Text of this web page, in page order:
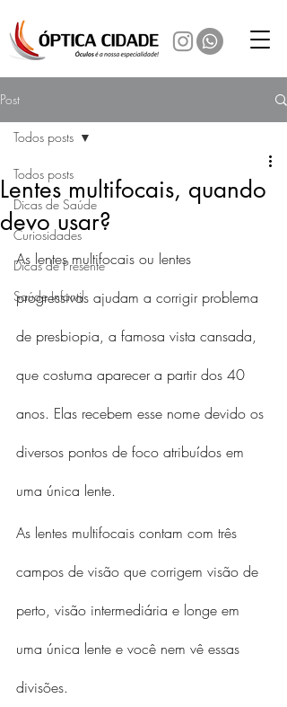
Post
Todos posts
Dicas de Saúde
Curiosidades
Dicas de Presente
Saúde Infantil
Todos posts
Lentes multifocais, quando
devo usar?
As lentes multifocais ou lentes
progressivas ajudam a corrigir problema
de presbiopia, a famosa vista cansada,
que costuma aparecer a partir dos 40
anos. Elas recebem esse nome devido os
diversos pontos de foco atribuídos em
uma única lente.
As lentes multifocais contam com três
campos de visão que corrigem visão de
perto, visão intermediária e longe em
uma única lente e você nem vê essas
divisões.